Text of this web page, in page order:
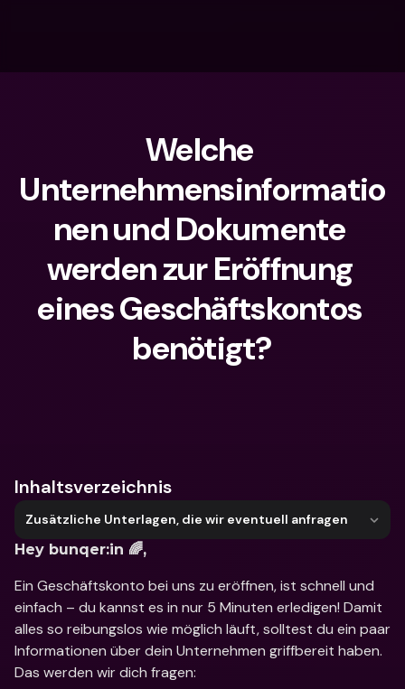
Welche
Unternehmensinformatio
nen und Dokumente
werden zur Eröffnung
eines Geschäftskontos
benötigt?
Inhaltsverzeichnis
Zusätzliche Unterlagen, die wir eventuell anfragen
Hey bunqer:in 🌈,
Ein Geschäftskonto bei uns zu eröffnen, ist schnell und
einfach – du kannst es in nur 5 Minuten erledigen! Damit
alles so reibungslos wie möglich läuft, solltest du ein paar
Informationen über dein Unternehmen griffbereit haben.
Das werden wir dich fragen: